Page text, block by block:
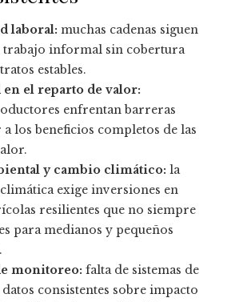
laboral: muchas cadenas siguen
trabajo informal sin cobertura
estables.
en el reparto de valor:
enfrentan barreras
a los beneficios completos de las
y cambio climático: la
exige inversiones en
resilientes que no siempre
para medianos y pequeños
monitoreo: falta de sistemas de
consistentes sobre impacto